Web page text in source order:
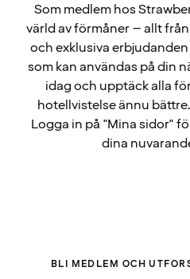
Som medlem hos
värld av förmåner – allt
och exklusiva
som kan användas på din
idag och upptäck alla
hotellvistelse ännu
Logga in på "Mina sidor"
dina
BLI MEDLEM OCH